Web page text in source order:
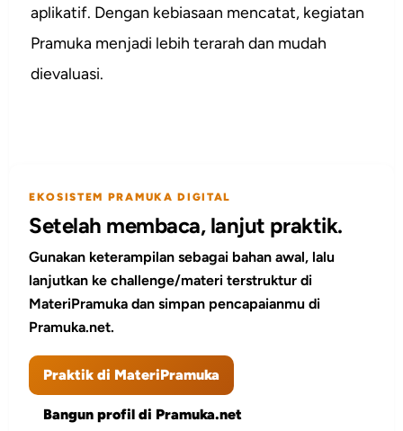
aplikatif. Dengan kebiasaan mencatat, kegiatan
Pramuka menjadi lebih terarah dan mudah
dievaluasi.
EKOSISTEM PRAMUKA DIGITAL
Setelah membaca, lanjut praktik.
Gunakan keterampilan sebagai bahan awal, lalu
lanjutkan ke challenge/materi terstruktur di
MateriPramuka dan simpan pencapaianmu di
Pramuka.net.
Praktik di MateriPramuka
Bangun profil di Pramuka.net